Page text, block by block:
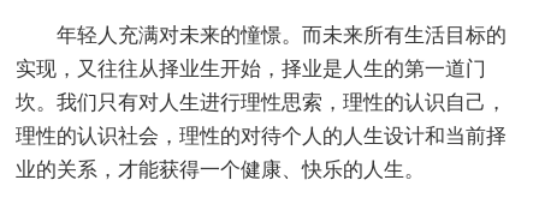
年轻人充满对未来的憧憬。而未来所有生活目标的
实现，又往往从择业生开始，择业是人生的第一道门
坎。我们只有对人生进行理性思索，理性的认识自己，
理性的认识社会，理性的对待个人的人生设计和当前择
业的关系，才能获得一个健康、快乐的人生。